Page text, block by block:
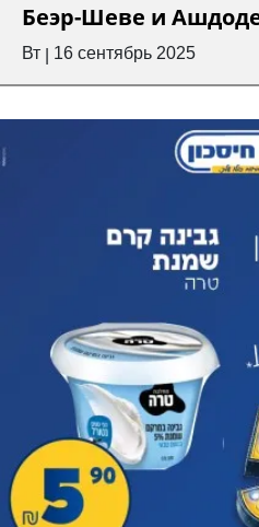
Беэр-Шеве и
Вт 16 сентябрь 2025